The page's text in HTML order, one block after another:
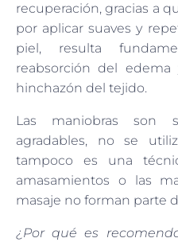
recuperación, gracias a
por aplicar suaves y
piel, resulta
reabsorción del
hinchazón del tejido.
Las maniobras son
agradables, no se
tampoco es una
amasamientos o las
masaje no forman parte
¿Por qué es